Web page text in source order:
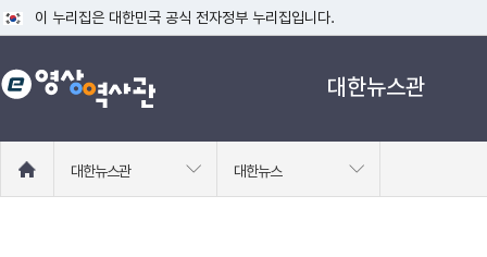
이 누리집은 대한민국 공식 전자정부 누리집입니다.
공식 누리집 주소 확인하기
go.kr 주소를 사용하는 누리집은 대한민국 정부기관이 관리하는 누리집입니
대한뉴스관
로
대한뉴스관 대한뉴스